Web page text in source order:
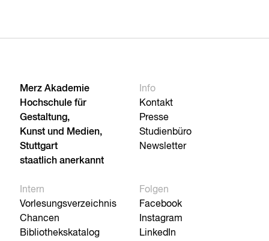
Merz Akademie
Hochschule für
Gestaltung,
Kunst und Medien,
Stuttgart
staatlich anerkannt
Info
Kontakt
Presse
Studienbüro
Newsletter
Intern
Vorlesungsverzeichnis
Chancen
Bibliothekskatalog
Folgen
Facebook
Instagram
LinkedIn